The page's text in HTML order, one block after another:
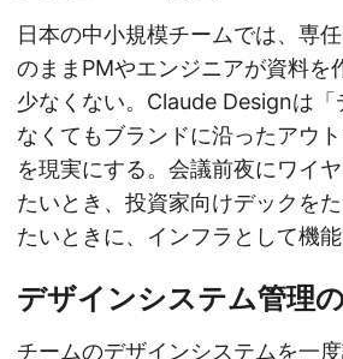
日本の中小規模チームでは、専
のままPMやエンジニアが資料を
少なくない。Claude Designは
なくてもブランドに沿ったアウト
を現実にする。会議前夜にワイ
たいとき、投資家向けデックを
たいときに、インフラとして機能
デザインシステム管理
チームのデザインシステムを一